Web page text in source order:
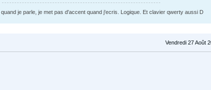
je parle, je met pas d'accent quand j'ecris. Logique. Et clavier qwerty aussi D
Vendredi 27 Août